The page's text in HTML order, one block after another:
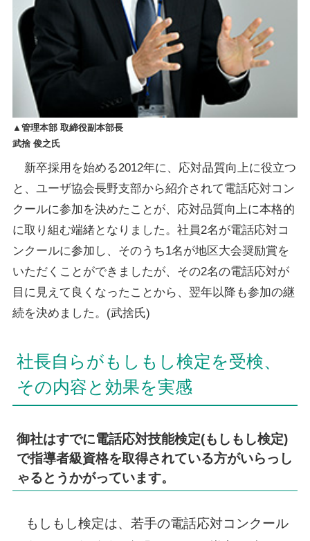
▲管理本部 取締役副本部長
武捨 俊之氏
新卒採用を始める2012年に、応対品質向上に役立つ
と、ユーザ協会長野支部から紹介されて電話応対コン
クールに参加を決めたことが、応対品質向上に本格的
に取り組む端緒となりました。社員2名が電話応対コ
ンクールに参加し、そのうち1名が地区大会奨励賞を
いただくことができましたが、その2名の電話応対が
目に見えて良くなったことから、翌年以降も参加の継
続を決めました。(武捨氏)
社長自らがもしもし検定を受検、
その内容と効果を実感
御社はすでに電話応対技能検定(もしもし検定)
で指導者級資格を取得されている方がいらっし
ゃるとうかがっています。
もしもし検定は、若手の電話応対コンクール